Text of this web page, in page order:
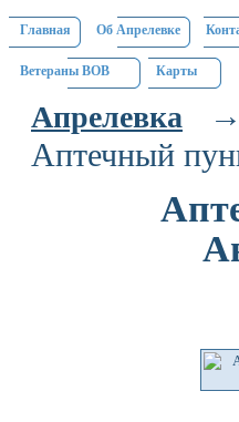
Главная Об Апрелевке
Ветераны ВОВ Карты
Апрелевка
Аптечный